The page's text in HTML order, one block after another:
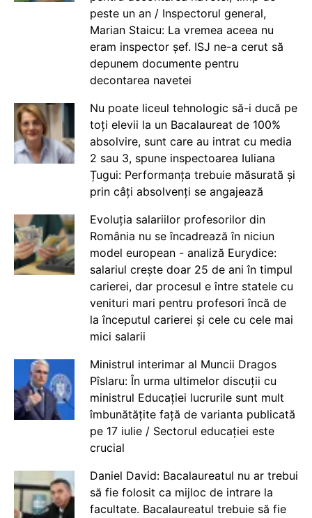
peste un an / Inspectorul general,
Marian Staicu: La vremea aceea nu
eram inspector șef. ISJ ne-a cerut să
depunem documente pentru
decontarea navetei
Nu poate liceul tehnologic să-i ducă pe
toți elevii la un Bacalaureat de 100%
absolvire, sunt care au intrat cu media
2 sau 3, spune inspectoarea Iuliana
Țugui: Performanța trebuie măsurată și
prin câți absolvenți se angajează
Evoluția salariilor profesorilor din
România nu se încadrează în niciun
model european - analiză Eurydice:
salariul crește doar 25 de ani în timpul
carierei, dar procesul e între statele cu
venituri mari pentru profesori încă de
la începutul carierei și cele cu cele mai
mici salarii
Ministrul interimar al Muncii Dragos
Pîslaru: În urma ultimelor discuții cu
ministrul Educației lucrurile sunt mult
îmbunătățite față de varianta publicată
pe 17 iulie / Sectorul educației este
crucial
Daniel David: Bacalaureatul nu ar trebui
să fie folosit ca mijloc de intrare la
facultate. Bacalaureatul trebuie să fie